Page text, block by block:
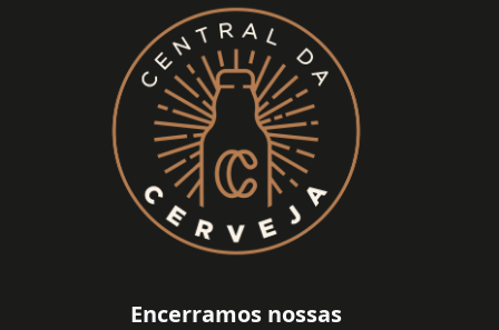
Encerramos nossas